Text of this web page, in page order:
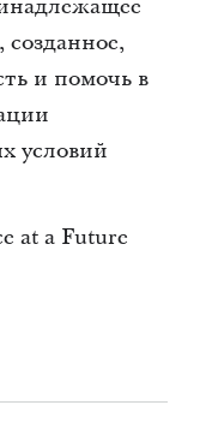
и помочь в
условий
at a Future